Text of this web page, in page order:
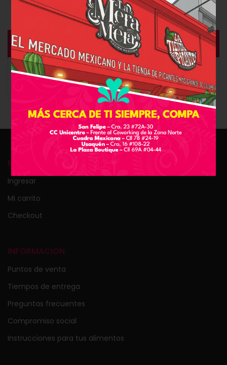
DESCRIPCIÓN
Kit perfecto para obsequiar a un enamorado del
picante. ¡Un regalo especial de Medellín!
MI CUENTA
Ingresar
Mi carrito
Checkout
INFORMACIÓN
Puntos de venta
Tiempos de entrega
Preguntas frecuentes
Compromiso social
Instrucciones para tus alimentos